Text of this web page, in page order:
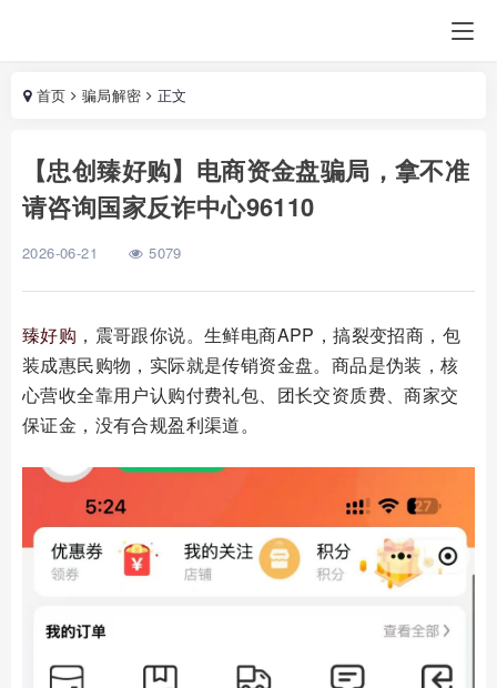
首页 骗局解密 正文
【忠创臻好购】电商资金盘骗局，拿不准
请咨询国家反诈中心96110
2026-06-21 5079
臻好购 ，震哥跟你说。生鲜电商APP，搞裂变招商，包
装成惠民购物，实际就是传销资金盘。商品是伪装，核
心营收全靠用户认购付费礼包、团长交资质费、商家交
保证金，没有合规盈利渠道。